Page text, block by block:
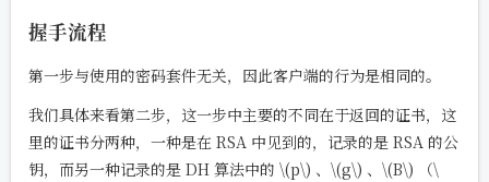
握手流程
第一步与使用的密码套件无关，因此客户端的行为是相同的。
我们具体来看第二步，这一步中主要的不同在于返回的证书，这
里的证书分两种，一种是在 RSA 中见到的，记录的是 RSA 的公
钥，而另一种记录的是 DH 算法中的 \(p\) 、 \(g\) 、 \(B\) （\